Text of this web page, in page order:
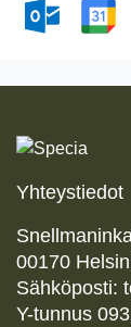
Yhteystiedot
00170
Sähköposti:
Y-tunnus